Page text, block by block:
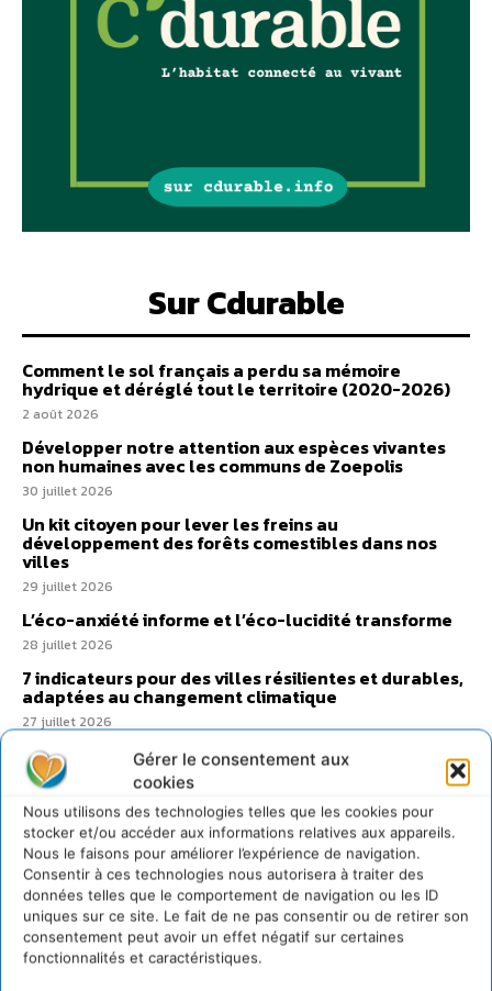
Gérer le consentement aux
cookies
Nous utilisons des technologies telles que les cookies pour
stocker et/ou accéder aux informations relatives aux appareils.
Nous le faisons pour améliorer l’expérience de navigation.
Consentir à ces technologies nous autorisera à traiter des
données telles que le comportement de navigation ou les ID
uniques sur ce site. Le fait de ne pas consentir ou de retirer son
consentement peut avoir un effet négatif sur certaines
fonctionnalités et caractéristiques.
Sur Cdurable
Comment le sol français a perdu sa mémoire
hydrique et déréglé tout le territoire (2020-2026)
2 août 2026
Développer notre attention aux espèces vivantes
non humaines avec les communs de Zoepolis
30 juillet 2026
Un kit citoyen pour lever les freins au
développement des forêts comestibles dans nos
villes
29 juillet 2026
L’éco-anxiété informe et l’éco-lucidité transforme
28 juillet 2026
7 indicateurs pour des villes résilientes et durables,
adaptées au changement climatique
27 juillet 2026